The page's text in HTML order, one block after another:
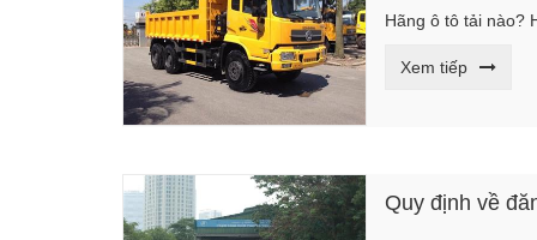
Hãng ô tô tải nào?
Xem tiếp
Quy định về